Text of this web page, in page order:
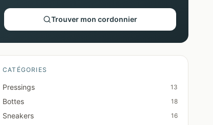
Trouver mon cordonnier
CATÉGORIES
Pressings 13
Bottes 18
Sneakers 16